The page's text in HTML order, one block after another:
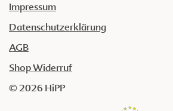
Impressum
Datenschutzerklärung
AGB
Shop Widerruf
© 2026 HiPP